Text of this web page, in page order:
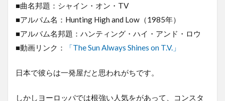
■曲名邦題：シャイン・オン・TV
■アルバム名：Hunting High and Low（1985年）
■アルバム名邦題：ハンティング・ハイ・アンド・ロウ
■動画リンク：
「The Sun Always Shines on T.V.」
日本で彼らは一発屋だと思われがちです。
しかしヨーロッパでは根強い人気をがあって、コンスタ